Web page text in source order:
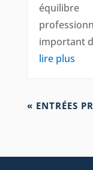
important
lire plus
« ENTRÉES